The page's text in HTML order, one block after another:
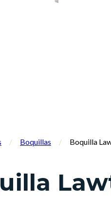
/ Boquillas / Boquilla